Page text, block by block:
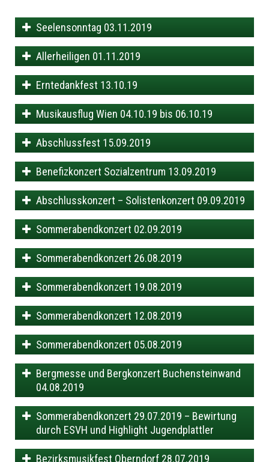
Seelensonntag 03.11.2019
Allerheiligen 01.11.2019
Erntedankfest 13.10.19
Musikausflug Wien 04.10.19 bis 06.10.19
Abschlussfest 15.09.2019
Benefizkonzert Sozialzentrum 13.09.2019
Abschlusskonzert – Solistenkonzert 09.09.2019
Sommerabendkonzert 02.09.2019
Sommerabendkonzert 26.08.2019
Sommerabendkonzert 19.08.2019
Sommerabendkonzert 12.08.2019
Sommerabendkonzert 05.08.2019
Bergmesse und Bergkonzert Buchensteinwand
04.08.2019
Sommerabendkonzert 29.07.2019 – Bewirtung
durch ESVH und Highlight Jugendplattler
Bezirksmusikfest Oberndorf 28.07.2019